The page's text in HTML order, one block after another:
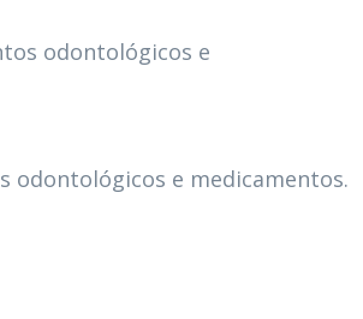
odontológicos e
odontológicos e medicamentos.